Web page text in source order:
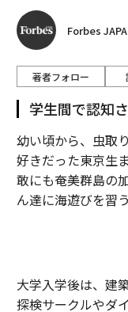
Forbes
著者フォロー
学生間で認知
幼い頃から、虫取
好きだった東京生
敢にも奄美群島の
ん達に海遊びを習
大学入学後は、建
探検サークルやダ